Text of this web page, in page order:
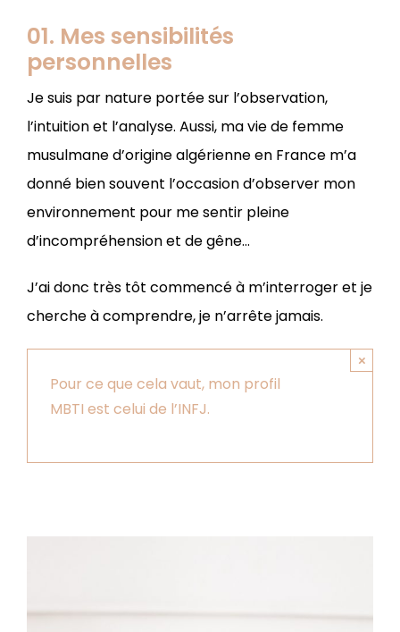
01. Mes sensibilités
personnelles
Je suis par nature portée sur l’observation,
l’intuition et l’analyse. Aussi, ma vie de femme
musulmane d’origine algérienne en France m’a
donné bien souvent l’occasion d’observer mon
environnement pour me sentir pleine
d’incompréhension et de gêne…
J’ai donc très tôt commencé à m’interroger et je
cherche à comprendre, je n’arrête jamais.
Pour ce que cela vaut, mon profil
MBTI est celui de l’INFJ.
×